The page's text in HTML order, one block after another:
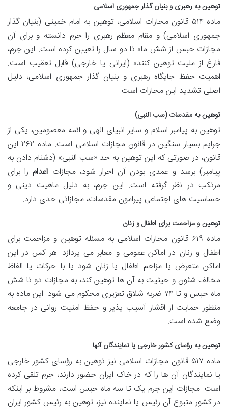
توهین به رهبری و بنیان گذار جمهوری اسلامی
ماده ۵۱۴ قانون مجازات اسلامی، توهین به امام خمینی (بنیان گذار
جمهوری اسلامی) و مقام معظم رهبری را جرم دانسته و برای آن
مجازات حبس از شش ماه تا دو سال را تعیین کرده است. این جرم،
فارغ از ملیت توهین کننده (ایرانی یا خارجی) قابل تعقیب است.
اهمیت حفظ جایگاه رهبری و بنیان گذار جمهوری اسلامی، دلیل
اصلی تشدید این مجازات است.
توهین به مقدسات (سب النبی)
توهین به پیامبر اسلام و سایر انبیای الهی و ائمه معصومین، یکی از
جرایم بسیار سنگین در قانون مجازات اسلامی است. ماده ۲۶۲ این
قانون، در صورتی که این توهین به حد «سب النبی» (دشنام دادن به
پیامبر) برسد و عمدی بودن آن احراز شود، مجازات اعدامرا برای
مرتکب در نظر گرفته است. این جرم، به دلیل ماهیت دینی و
حساسیت های اجتماعی پیرامون مقدسات، مجازاتی حدی دارد.
توهین و مزاحمت برای اطفال و زنان
ماده ۶۱۹ قانون مجازات اسلامی به مسئله توهین و مزاحمت برای
اطفال و زنان در اماکن عمومی و معابر می پردازد. هر کس در این
اماکن متعرض یا مزاحم اطفال یا زنان شود یا با حرکات یا الفاظ
مخالف شئون و حیثیت به آن ها توهین کند، به مجازات دو تا شش
ماه حبس و تا ۷۴ ضربه شلاق تعزیری محکوم می شود. این ماده به
منظور حمایت از اقشار آسیب پذیر و حفظ امنیت روانی در جامعه
وضع شده است.
توهین به رؤسای کشور خارجی یا نمایندگان آنها
ماده ۵۱۷ قانون مجازات اسلامی نیز توهین به رؤسای کشور خارجی
یا نمایندگان آن ها را که در خاک ایران حضور دارند، جرم تلقی کرده
است. مجازات این جرم یک تا سه ماه حبس است، مشروط بر اینکه
در کشور متبوع آن رئیس یا نماینده نیز، توهین به رئیس کشور ایران